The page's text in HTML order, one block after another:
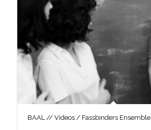
BAAL // Videos / Fassbinders Ensemble